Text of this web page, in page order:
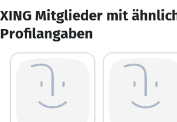
XING Mitglieder mit
Profilangaben